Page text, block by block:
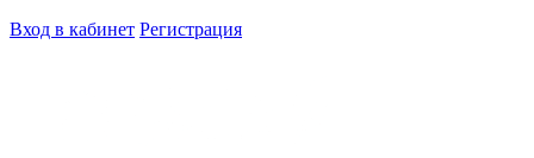
Вход в кабинет Регистрация